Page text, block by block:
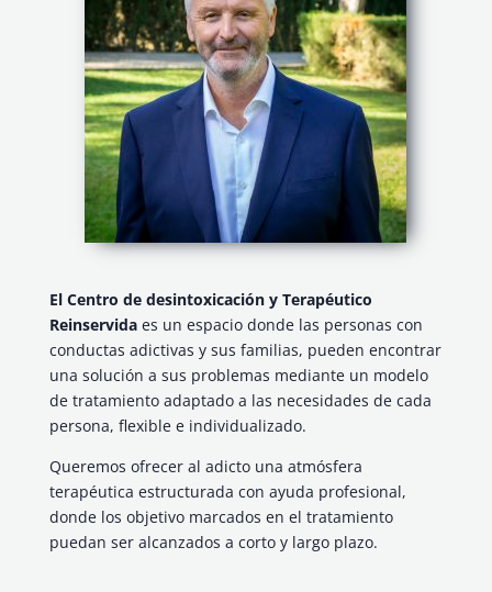
El Centro de desintoxicación y Terapéutico
Reinservidaes un espacio donde las personas con
conductas adictivas y sus familias, pueden encontrar
una solución a sus problemas mediante un modelo
de tratamiento adaptado a las necesidades de cada
persona, flexible e individualizado.
Queremos ofrecer al adicto una atmósfera
terapéutica estructurada con ayuda profesional,
donde los objetivo marcados en el tratamiento
puedan ser alcanzados a corto y largo plazo.